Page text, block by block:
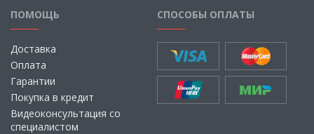
ПОМОЩЬ
Доставка
Оплата
Гарантии
Покупка в кредит
Видеоконсультация со
специалистом
СПОСОБЫ ОПЛАТЫ